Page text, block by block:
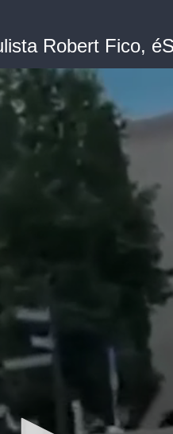
Robert Fico,